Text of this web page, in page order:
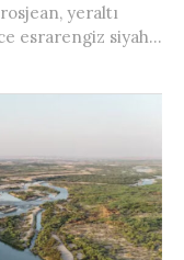
yeraltı
esrarengiz siyah...